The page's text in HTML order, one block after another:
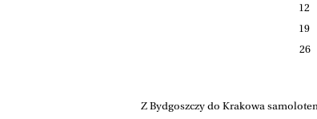
12
19
26
Z Bydgoszczy do Krakowa